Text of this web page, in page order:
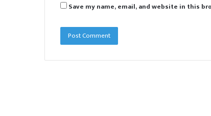
Save my name, email, and website in this